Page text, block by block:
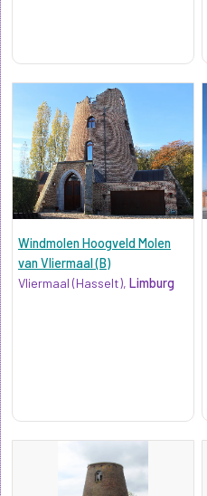
Windmolen Hoogveld Molen
van Vliermaal (B)
Vliermaal (Hasselt), Limburg